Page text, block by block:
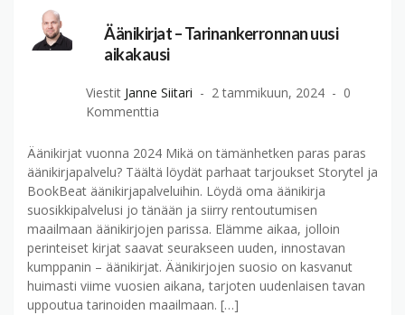
Äänikirjat – Tarinankerronnan uusi
aikakausi
Viestit Janne Siitari 2 tammikuun, 2024
0
Kommenttia
Äänikirjat vuonna 2024 Mikä on tämänhetken paras paras
äänikirjapalvelu? Täältä löydät parhaat tarjoukset Storytel ja
BookBeat äänikirjapalveluihin. Löydä oma äänikirja
suosikkipalvelusi jo tänään ja siirry rentoutumisen
maailmaan äänikirjojen parissa. Elämme aikaa, jolloin
perinteiset kirjat saavat seurakseen uuden, innostavan
kumppanin – äänikirjat. Äänikirjojen suosio on kasvanut
huimasti viime vuosien aikana, tarjoten uudenlaisen tavan
uppoutua tarinoiden maailmaan. […]